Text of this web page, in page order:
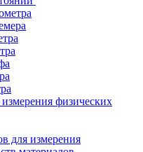
физических
для измерения